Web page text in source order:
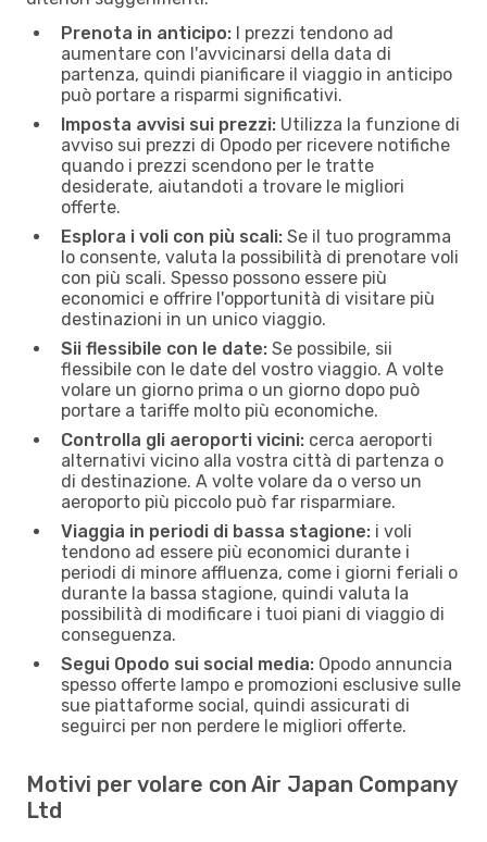
Prenota in anticipo: I prezzi tendono ad
aumentare con l'avvicinarsi della data di
partenza, quindi pianificare il viaggio in anticipo
può portare a risparmi significativi.
Imposta avvisi sui prezzi: Utilizza la funzione di
avviso sui prezzi di Opodo per ricevere notifiche
quando i prezzi scendono per le tratte
desiderate, aiutandoti a trovare le migliori
offerte.
Esplora i voli con più scali: Se il tuo programma
lo consente, valuta la possibilità di prenotare voli
con più scali. Spesso possono essere più
economici e offrire l'opportunità di visitare più
destinazioni in un unico viaggio.
Sii flessibile con le date: Se possibile, sii
flessibile con le date del vostro viaggio. A volte
volare un giorno prima o un giorno dopo può
portare a tariffe molto più economiche.
Controlla gli aeroporti vicini: cerca aeroporti
alternativi vicino alla vostra città di partenza o
di destinazione. A volte volare da o verso un
aeroporto più piccolo può far risparmiare.
Viaggia in periodi di bassa stagione: i voli
tendono ad essere più economici durante i
periodi di minore affluenza, come i giorni feriali o
durante la bassa stagione, quindi valuta la
possibilità di modificare i tuoi piani di viaggio di
conseguenza.
Segui Opodo sui social media: Opodo annuncia
spesso offerte lampo e promozioni esclusive sulle
sue piattaforme social, quindi assicurati di
seguirci per non perdere le migliori offerte.
Motivi per volare con Air Japan Company
Ltd